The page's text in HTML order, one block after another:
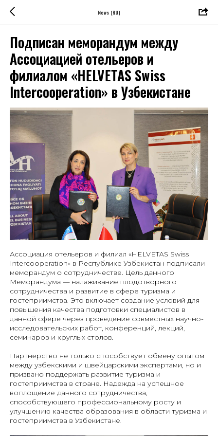
News (RU)
Подписан меморандум между
Ассоциацией отельеров и
филиалом «HELVETAS Swiss
Intercooperation» в Узбекистане
Ассоциация отельеров и филиал «HELVETAS Swiss
Intercooperation» в Республике Узбекистан подписали
меморандум о сотрудничестве. Цель данного
Меморандума — налаживание плодотворного
сотрудничества и развитие в сфере туризма и
гостеприимства. Это включает создание условий для
повышения качества подготовки специалистов в
данной сфере через проведение совместных научно-
исследовательских работ, конференций, лекций,
семинаров и круглых столов.
Партнерство не только способствует обмену опытом
между узбекскими и швейцарскими экспертами, но и
призвано поддержать развитие туризма и
гостеприимства в стране. Надежда на успешное
воплощение данного сотрудничества,
способствующего профессиональному росту и
улучшению качества образования в области туризма и
гостеприимства в Узбекистане.